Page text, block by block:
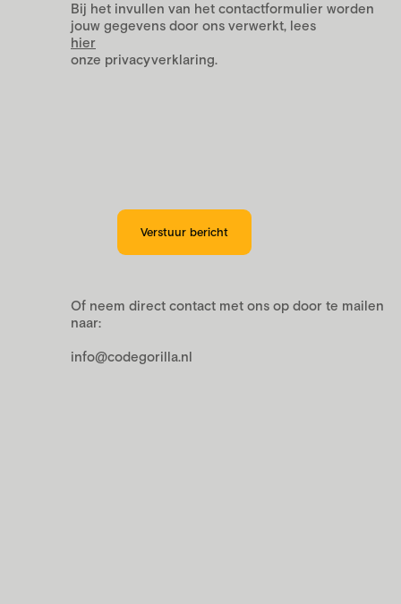
Bij het invullen van het contactformulier worden
jouw gegevens door ons verwerkt, lees
hier
onze privacyverklaring.
Of neem direct contact met ons op door te mailen
naar:
info@codegorilla.nl